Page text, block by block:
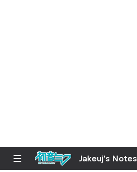
Jakeuj's Notes